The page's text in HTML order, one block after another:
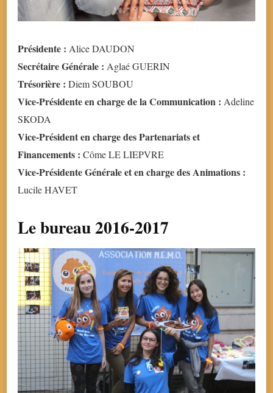
Présidente : Alice DAUDON
Secrétaire Générale : Aglaé GUERIN
Trésorière : Diem SOUBOU
Vice-Présidente en charge de la Communication : Adeline
SKODA
Vice-Président en charge des Partenariats et
Financements : Côme LE LIEPVRE
Vice-Présidente Générale et en charge des Animations :
Lucile HAVET
Le bureau 2016-2017